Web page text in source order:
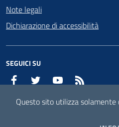
Note legali
Dichiarazione di accessibilità
SEGUICI SU
Facebook Twitter YouTube
Questo sito utilizza